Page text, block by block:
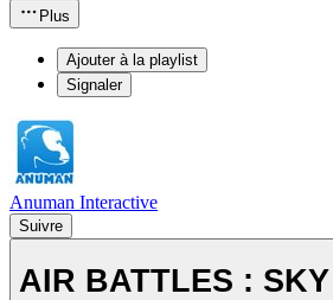
Plus
Ajouter à la playlist
Signaler
Anuman Interactive
Suivre
AIR BATTLES :